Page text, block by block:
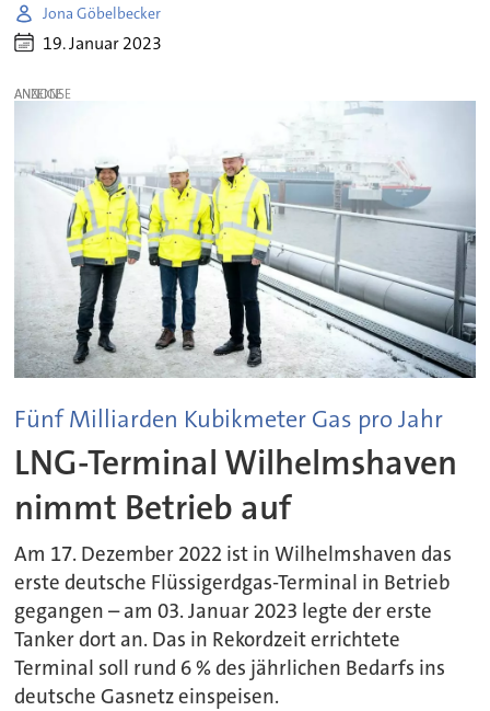
Jona Göbelbecker
19. Januar 2023
ANZEIGE
Fünf Milliarden Kubikmeter Gas pro Jahr
LNG-Terminal Wilhelmshaven
nimmt Betrieb auf
Am 17. Dezember 2022 ist in Wilhelmshaven das
erste deutsche Flüssigerdgas-Terminal in Betrieb
gegangen – am 03. Januar 2023 legte der erste
Tanker dort an. Das in Rekordzeit errichtete
Terminal soll rund 6 % des jährlichen Bedarfs ins
deutsche Gasnetz einspeisen.